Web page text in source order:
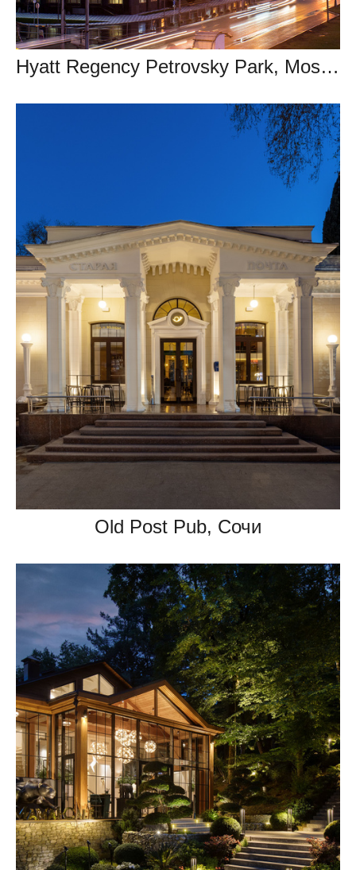
Hyatt Regency Petrovsky Park, Moscow
Old Post Pub, Сочи